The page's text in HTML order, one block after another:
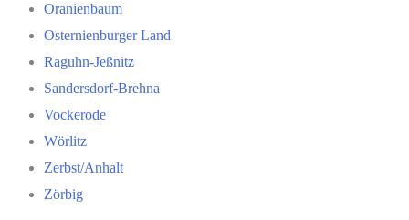
Oranienbaum
Osternienburger Land
Raguhn-Jeßnitz
Sandersdorf-Brehna
Vockerode
Wörlitz
Zerbst/Anhalt
Zörbig